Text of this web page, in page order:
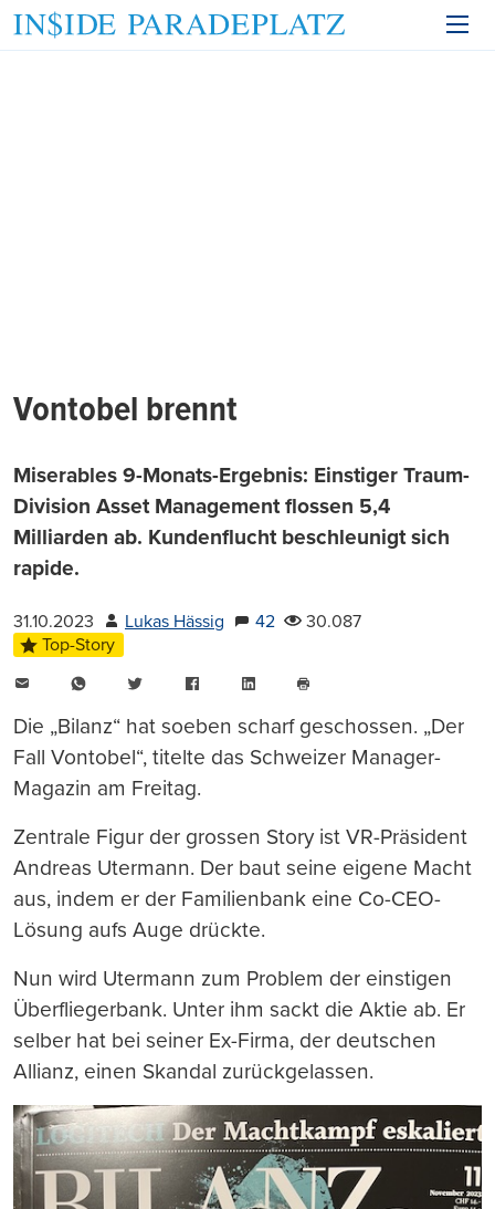
Vontobel brennt
Miserables 9-Monats-Ergebnis: Einstiger Traum-
Division Asset Management flossen 5,4
Milliarden ab. Kundenflucht beschleunigt sich
rapide.
31.10.2023 Lukas Hässig 42
30.087
Top-Story
WhatsAppTwitter FacebookLinkedIn
drucken
Die „Bilanz“ hat soeben scharf geschossen. „Der
Fall Vontobel“, titelte das Schweizer Manager-
Magazin am Freitag.
Zentrale Figur der grossen Story ist VR-Präsident
Andreas Utermann. Der baut seine eigene Macht
aus, indem er der Familienbank eine Co-CEO-
Lösung aufs Auge drückte.
Nun wird Utermann zum Problem der einstigen
Überfliegerbank. Unter ihm sackt die Aktie ab. Er
selber hat bei seiner Ex-Firma, der deutschen
Allianz, einen Skandal zurückgelassen.